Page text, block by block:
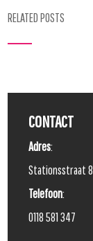
RELATED POSTS
CONTACT
Adres:
Stationsstraat
Telefoon:
0118 581 347